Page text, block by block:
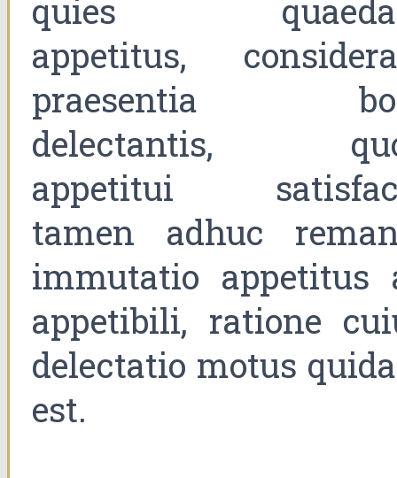
quies
appetitus,
praesentia
delectantis,
appetitui
tamen adhuc
immutatio appetitus
appetibili, ratione
delectatio motus
est.